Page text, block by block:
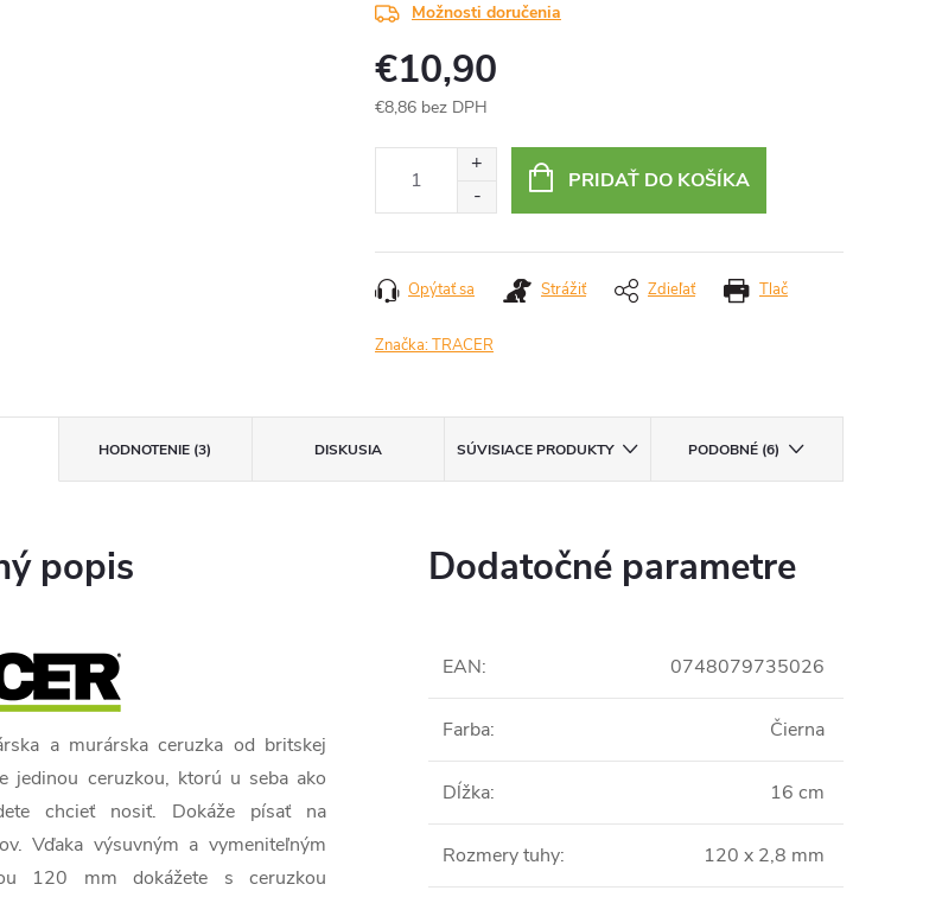
Možnosti doručenia
€10,90
€8,86 bez DPH
PRIDAŤ DO KOŠÍKA
Tlač
Opýtať sa Strážiť Zdieľať
Značka:TRACER
HODNOTENIE (3) DISKUSIA SÚVISIACE PRODUKTY PODOBNÉ (6)
popis
a murárska ceruzka od britskej
jedinou ceruzkou, ktorú u seba ako
chcieť nosiť. Dokáže písať na
Vďaka výsuvným a vymeniteľným
120 mm dokážete s ceruzkou
Dodatočné parametre
EAN: 0748079735026
Farba: Čierna
Dĺžka: 16 cm
Rozmery tuhy: 120 x 2,8 mm